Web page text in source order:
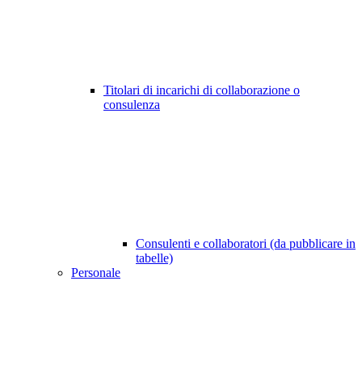
Titolari di incarichi di collaborazione o
consulenza
Consulenti e collaboratori (da pubblicare in
tabelle)
Personale